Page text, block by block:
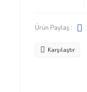
Ürün Paylaş :
Karşılaştır